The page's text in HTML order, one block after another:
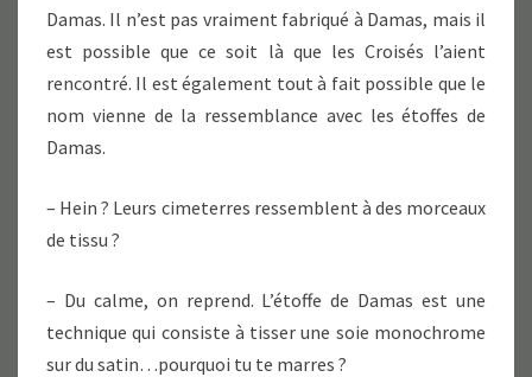
Damas. Il n’est pas vraiment fabriqué à Damas, mais il
est possible que ce soit là que les Croisés l’aient
rencontré. Il est également tout à fait possible que le
nom vienne de la ressemblance avec les étoffes de
Damas.
– Hein ? Leurs cimeterres ressemblent à des morceaux
de tissu ?
– Du calme, on reprend. L’étoffe de Damas est une
technique qui consiste à tisser une soie monochrome
sur du satin…pourquoi tu te marres ?